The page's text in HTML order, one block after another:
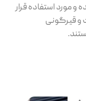
و مورد استفاده قرار
و قیرگونی